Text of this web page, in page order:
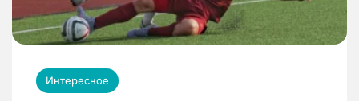
Интересное